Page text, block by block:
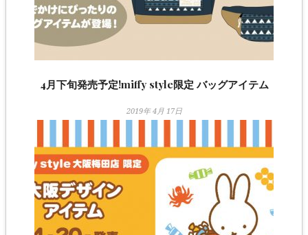
4月下旬発売予定!miffy style限定 バッグアイテム
2019年 4月 17日